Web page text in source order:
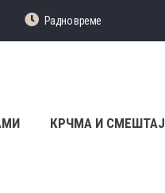
Радно време
КРЧМА И СМЕШТАЈ